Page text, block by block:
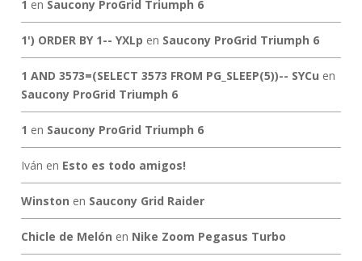
1 en Saucony ProGrid Triumph 6
1') ORDER BY 1-- YXLp en Saucony ProGrid Triumph 6
1 AND 3573=(SELECT 3573 FROM PG_SLEEP(5))-- SYCu en
Saucony ProGrid Triumph 6
1 en Saucony ProGrid Triumph 6
Iván en Esto es todo amigos!
Winston en Saucony Grid Raider
Chicle de Melón en Nike Zoom Pegasus Turbo